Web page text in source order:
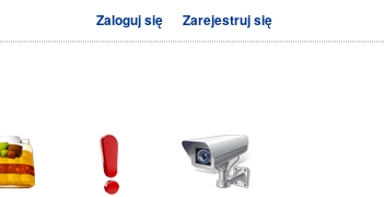
Zaloguj się Zarejestruj się